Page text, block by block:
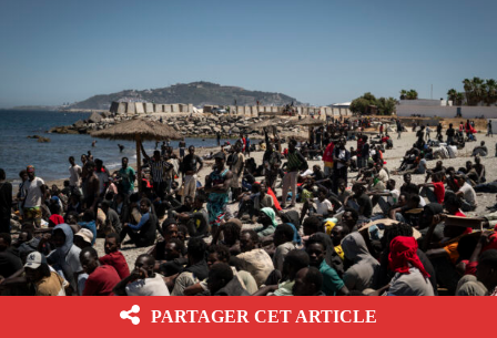
[VOTRE AVIS] Craignez-vous, prochainement, une vague migratoire
PARTAGER CET ARTICLE